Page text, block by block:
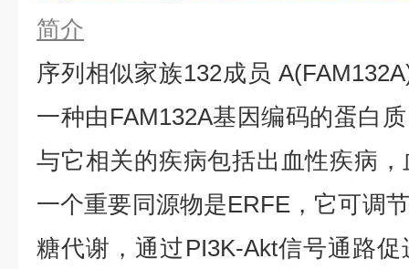
简介
序列相似家族132成员
一种由FAM132A基因编码的蛋白
与它相关的疾病包括出血性疾病
一个重要同源物是ERFE，它可调
糖代谢，通过PI3K-Akt信号通路